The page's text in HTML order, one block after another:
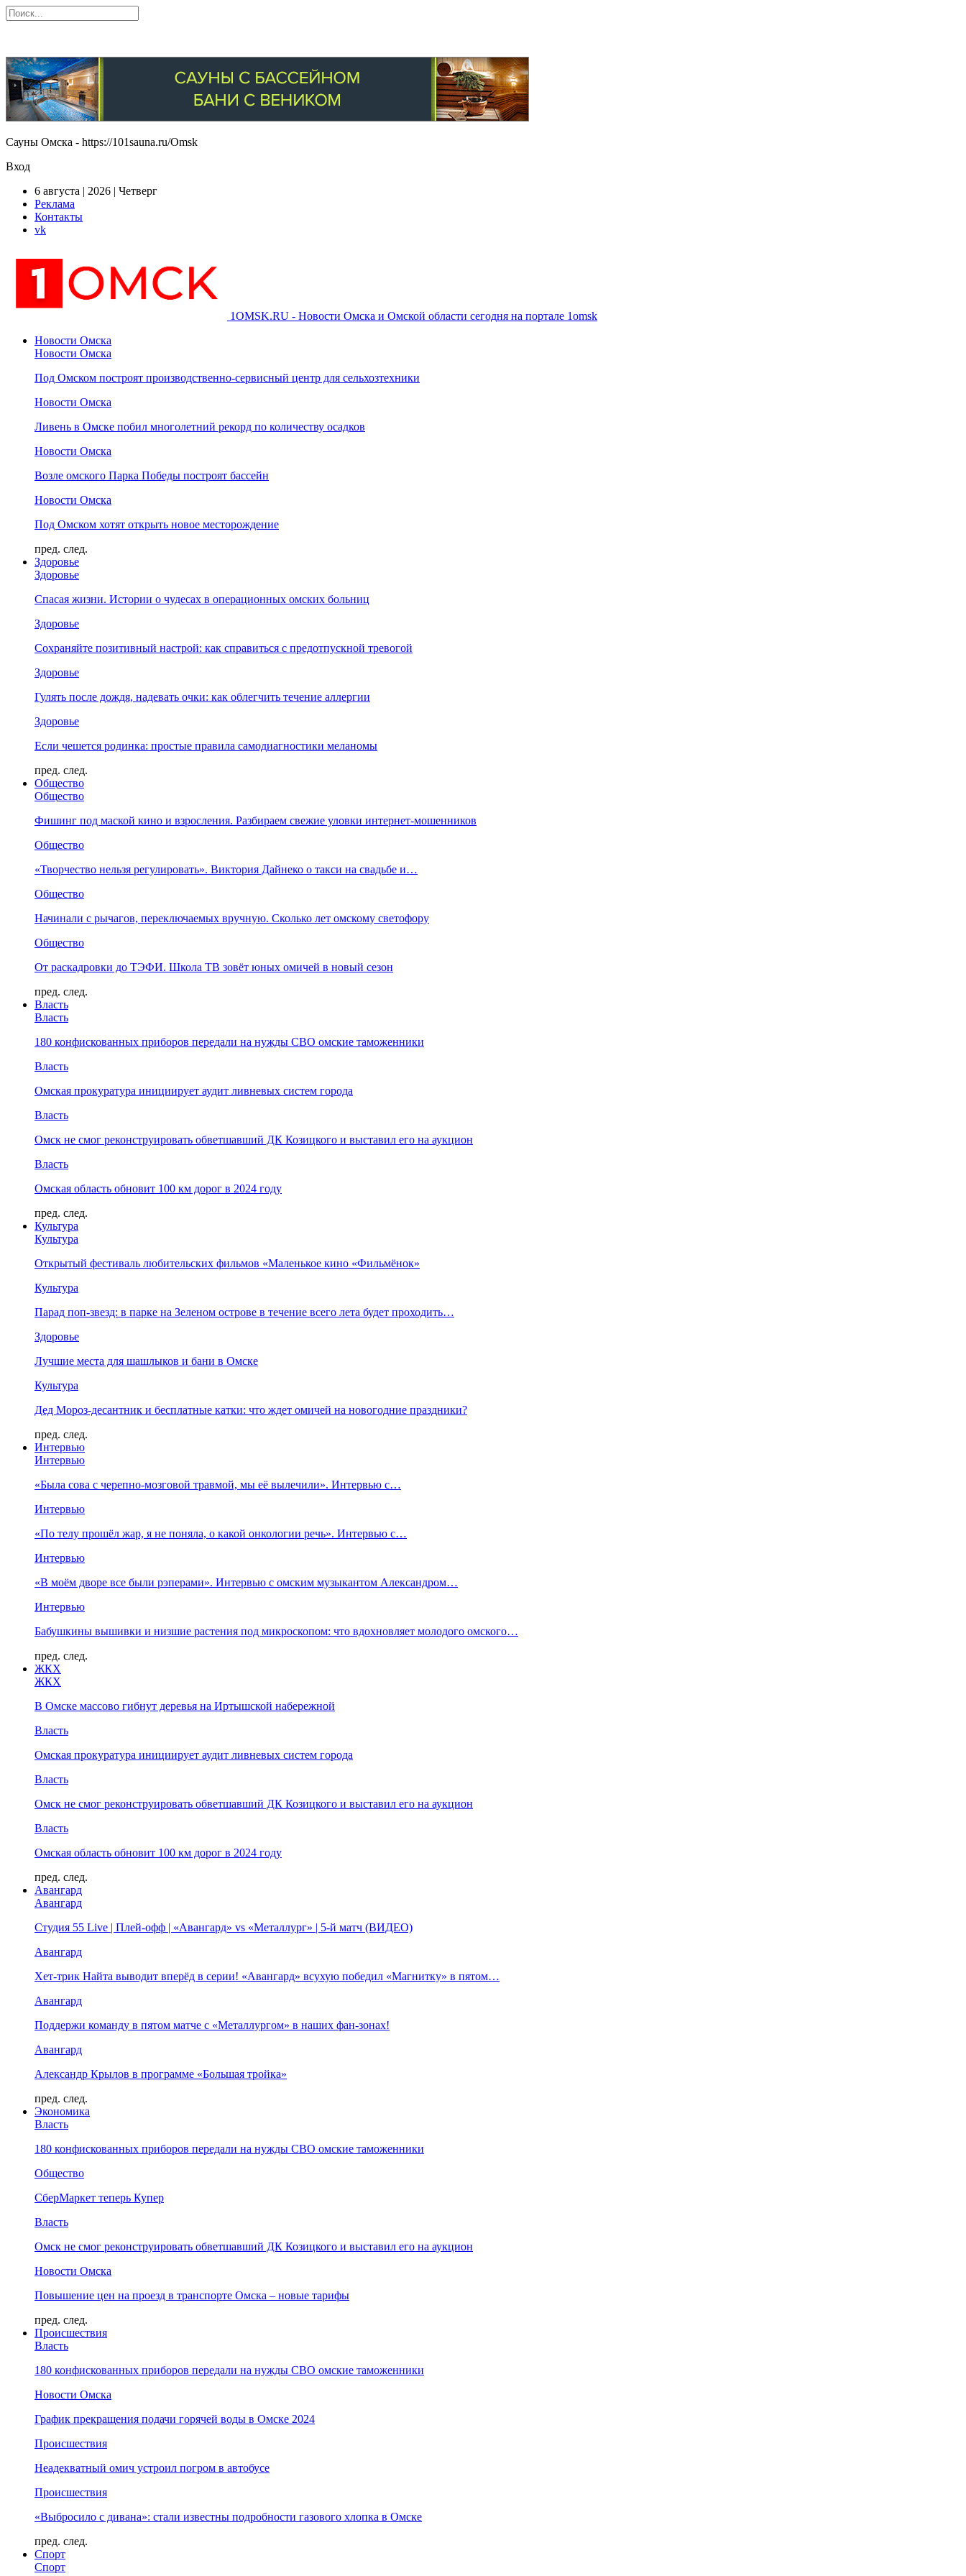
Сауны Омска - https://101sauna.ru/Omsk
Вход
6 августа | 2026 | Четверг
Реклама
Контакты
vk
1OMSK.RU - Новости Омска и Омской области сегодня на портале 1omsk
Новости Омска
Новости Омска
Под Омском построят производственно-сервисный центр для сельхозтехники
Новости Омска
Ливень в Омске побил многолетний рекорд по количеству осадков
Новости Омска
Возле омского Парка Победы построят бассейн
Новости Омска
Под Омском хотят открыть новое месторождение
пред. след.
Здоровье
Здоровье
Спасая жизни. Истории о чудесах в операционных омских больниц
Здоровье
Сохраняйте позитивный настрой: как справиться с предотпускной тревогой
Здоровье
Гулять после дождя, надевать очки: как облегчить течение аллергии
Здоровье
Если чешется родинка: простые правила самодиагностики меланомы
пред. след.
Общество
Общество
Фишинг под маской кино и взросления. Разбираем свежие уловки интернет-мошенников
Общество
«Творчество нельзя регулировать». Виктория Дайнеко о такси на свадьбе и…
Общество
Начинали с рычагов, переключаемых вручную. Сколько лет омскому светофору
Общество
От раскадровки до ТЭФИ. Школа ТВ зовёт юных омичей в новый сезон
пред. след.
Власть
Власть
180 конфискованных приборов передали на нужды СВО омские таможенники
Власть
Омская прокуратура инициирует аудит ливневых систем города
Власть
Омск не смог реконструировать обветшавший ДК Козицкого и выставил его на аукцион
Власть
Омская область обновит 100 км дорог в 2024 году
пред. след.
Культура
Культура
Открытый фестиваль любительских фильмов «Маленькое кино «Фильмёнок»
Культура
Парад поп-звезд: в парке на Зеленом острове в течение всего лета будет проходить…
Здоровье
Лучшие места для шашлыков и бани в Омске
Культура
Дед Мороз-десантник и бесплатные катки: что ждет омичей на новогодние праздники?
пред. след.
Интервью
Интервью
«Была сова с черепно-мозговой травмой, мы её вылечили». Интервью с…
Интервью
«По телу прошёл жар, я не поняла, о какой онкологии речь». Интервью с…
Интервью
«В моём дворе все были рэперами». Интервью с омским музыкантом Александром…
Интервью
Бабушкины вышивки и низшие растения под микроскопом: что вдохновляет молодого омского…
пред. след.
ЖКХ
ЖКХ
В Омске массово гибнут деревья на Иртышской набережной
Власть
Омская прокуратура инициирует аудит ливневых систем города
Власть
Омск не смог реконструировать обветшавший ДК Козицкого и выставил его на аукцион
Власть
Омская область обновит 100 км дорог в 2024 году
пред. след.
Авангард
Авангард
Студия 55 Live | Плей-офф | «Авангард» vs «Металлург» | 5-й матч (ВИДЕО)
Авангард
Хет-трик Найта выводит вперёд в серии! «Авангард» всухую победил «Магнитку» в пятом…
Авангард
Поддержи команду в пятом матче с «Металлургом» в наших фан-зонах!
Авангард
Александр Крылов в программе «Большая тройка»
пред. след.
Экономика
Власть
180 конфискованных приборов передали на нужды СВО омские таможенники
Общество
СберМаркет теперь Купер
Власть
Омск не смог реконструировать обветшавший ДК Козицкого и выставил его на аукцион
Новости Омска
Повышение цен на проезд в транспорте Омска – новые тарифы
пред. след.
Происшествия
Власть
180 конфискованных приборов передали на нужды СВО омские таможенники
Новости Омска
График прекращения подачи горячей воды в Омске 2024
Происшествия
Неадекватный омич устроил погром в автобусе
Происшествия
«Выбросило с дивана»: стали известны подробности газового хлопка в Омске
пред. след.
Спорт
Спорт